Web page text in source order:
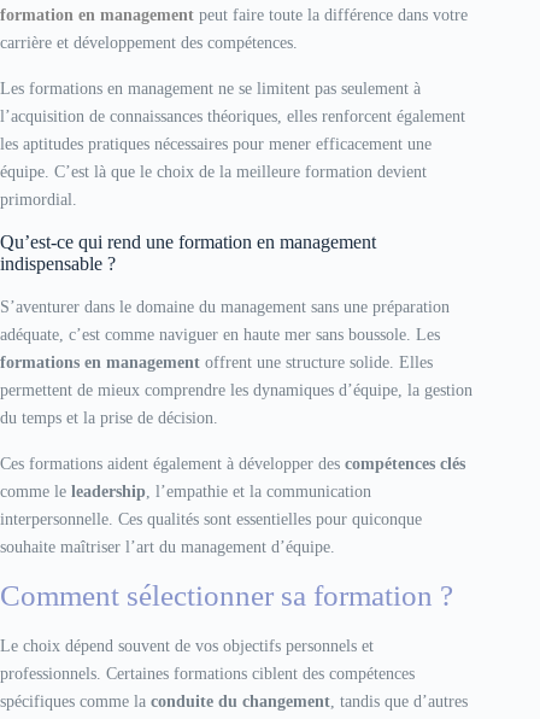
formation en management peut faire toute la différence dans votre
carrière et développement des compétences.
Les formations en management ne se limitent pas seulement à
l’acquisition de connaissances théoriques, elles renforcent également
les aptitudes pratiques nécessaires pour mener efficacement une
équipe. C’est là que le choix de la meilleure formation devient
primordial.
Qu’est-ce qui rend une formation en management
indispensable ?
S’aventurer dans le domaine du management sans une préparation
adéquate, c’est comme naviguer en haute mer sans boussole. Les
formations en management offrent une structure solide. Elles
permettent de mieux comprendre les dynamiques d’équipe, la gestion
du temps et la prise de décision.
Ces formations aident également à développer des compétences clés
comme le leadership , l’empathie et la communication
interpersonnelle. Ces qualités sont essentielles pour quiconque
souhaite maîtriser l’art du management d’équipe.
Comment sélectionner sa formation ?
Le choix dépend souvent de vos objectifs personnels et
professionnels. Certaines formations ciblent des compétences
spécifiques comme la conduite du changement, tandis que d’autres